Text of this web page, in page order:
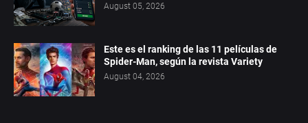
August 05, 2026
Este es el ranking de las 11 películas de
Spider-Man, según la revista Variety
August 04, 2026